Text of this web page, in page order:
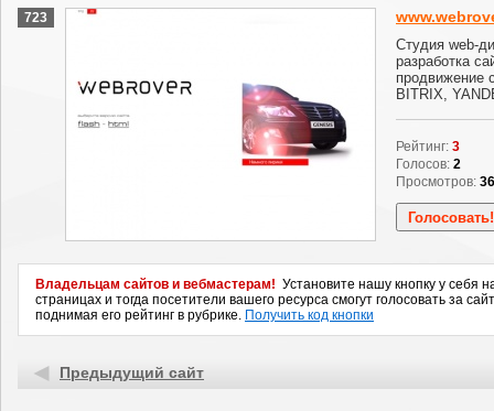
723
Студия web-
разработка
продвижение
BITRIX,
Рейтинг: 3
Голосов: 2
Просмотров:
Владельцам сайтов и вебмастерам! Установите нашу кнопку у себя
страницах и тогда посетители вашего ресурса смогут голосовать за
поднимая его рейтинг в рубрике. Получить код кнопки
Предыдущий сайт